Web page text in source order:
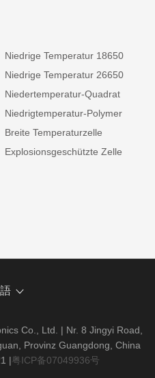
Niedrige Temperatur 18650
Niedrige Temperatur 26650
Niedertemperatur-Quadrat
Niedrigtemperatur-Polymer
Breite Temperaturzelle
Explosionsgeschützte Zelle
Co., Ltd. | Nr. 8 Jingyi Road,
Provinz Guangdong, China
|粤ICP备07049936号